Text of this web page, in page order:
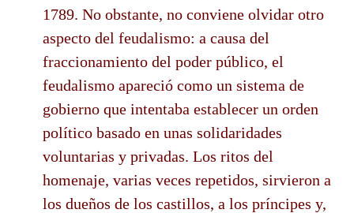
1789. No obstante, no conviene olvidar otro
aspecto del feudalismo: a causa del
fraccionamiento del poder público, el
feudalismo apareció como un sistema de
gobierno que intentaba establecer un orden
político basado en unas solidaridades
voluntarias y privadas. Los ritos del
homenaje, varias veces repetidos, sirvieron a
los dueños de los castillos, a los príncipes y,